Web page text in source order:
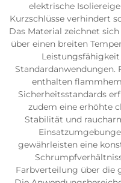
elektrische
Kurzschlüsse verhindert
Das Material zeichnet
über einen breiten
Leistungsfähigkeit
enthalten
Sicherheitsstandards
zudem eine erhöhte
Stabilität und
gewährleisten eine
Farbverteilung über die